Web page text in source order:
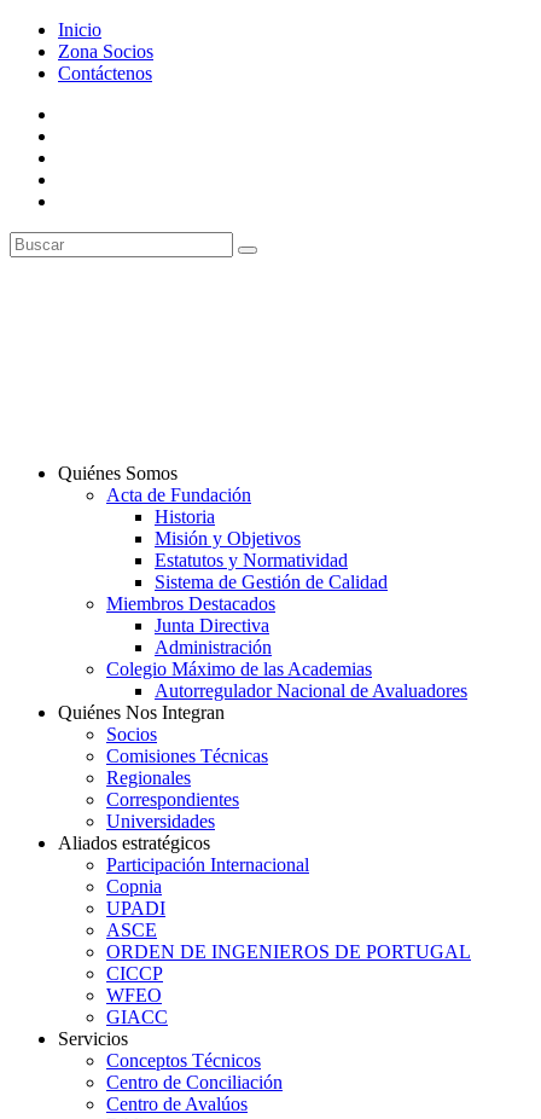
Inicio
Zona Socios
Contáctenos
Quiénes Somos
Acta de Fundación
Historia
Misión y Objetivos
Estatutos y Normatividad
Sistema de Gestión de Calidad
Miembros Destacados
Junta Directiva
Administración
Colegio Máximo de las Academias
Autorregulador Nacional de Avaluadores
Quiénes Nos Integran
Socios
Comisiones Técnicas
Regionales
Correspondientes
Universidades
Aliados estratégicos
Participación Internacional
Copnia
UPADI
ASCE
ORDEN DE INGENIEROS DE PORTUGAL
CICCP
WFEO
GIACC
Servicios
Conceptos Técnicos
Centro de Conciliación
Centro de Avalúos